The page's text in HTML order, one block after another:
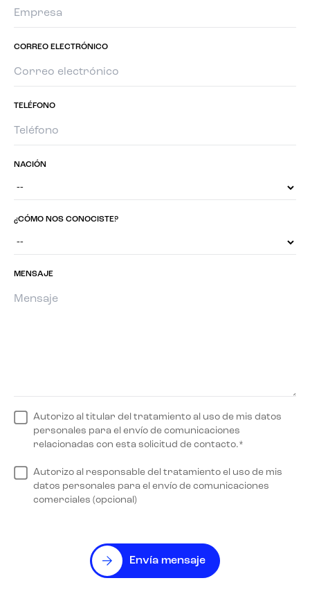
CORREO ELECTRÓNICO
TELÉFONO
NACIÓN
¿CÓMO NOS CONOCISTE?
MENSAJE
Autorizo al titular del tratamiento al uso de mis datos
personales para el envío de comunicaciones
relacionadas con esta solicitud de contacto.*
Autorizo al responsable del tratamiento el uso de mis
datos personales para el envío de comunicaciones
comerciales (opcional)
Envía mensaje